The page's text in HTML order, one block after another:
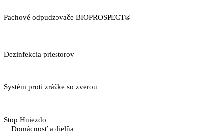
Pachové odpudzovače BIOPROSPECT®
Dezinfekcia priestorov
Systém proti zrážke so zverou
Stop Hniezdo
Domácnosť a dielňa